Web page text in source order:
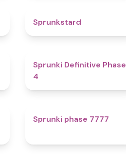
Sprunkstard
Sprunki Definitive Phase
4
Sprunki phase 7777